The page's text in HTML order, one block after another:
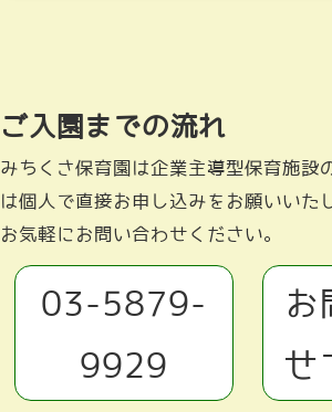
ご入園までの流れ
みちくさ保育園は企業主導型保育施設
は個人で直接お申し込みをお願いいた
お気軽にお問い合わせください。
03-5879-
9929
お
せ